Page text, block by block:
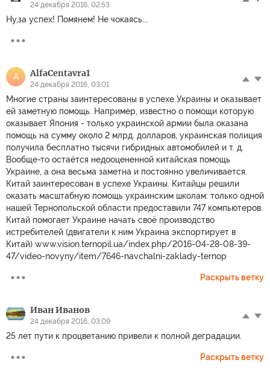
24 декабря 2016, 02:53
Ну,за успех! Помянем! Не чокаясь...
A AlfaCentavra1
24 декабря 2016, 03:01
Многие страны заинтересованы в успехе Украины и оказывает
ей заметную помощь. Например, известно о помощи которую
оказывает Япония - только украинской армии была оказана
помощь на сумму около 2 млрд. долларов, украинская полиция
получила бесплатно тысячи гибридных автомобилей и т. д.
Вообще-то остаётся недооцененной китайская помощь
Украине, а она весьма заметна и постоянно увеличивается.
Китай заинтересован в успехе Украины. Китайцы решили
оказать масштабную помощь украинским школам: только одной
нашей Тернопольской области предоставили 747 компьютеров.
Китай помогает Украине начать своё производство
истребителей (двигатели к ним Украина экспортирует в
Китай) www.vision.ternopil.ua/index.php/2016-04-28-08-39-
47/video-novyny/item/7646-navchalni-zaklady-ternop
Раскрыть ветку
Иван Иванов
24 декабря 2016, 03:09
25 лет пути к процветанию привели к полной деградации.
Раскрыть ветку